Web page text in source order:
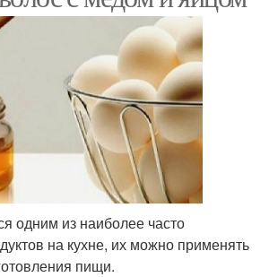
одним из наиболее часто
на кухне, их можно применять
пищи.